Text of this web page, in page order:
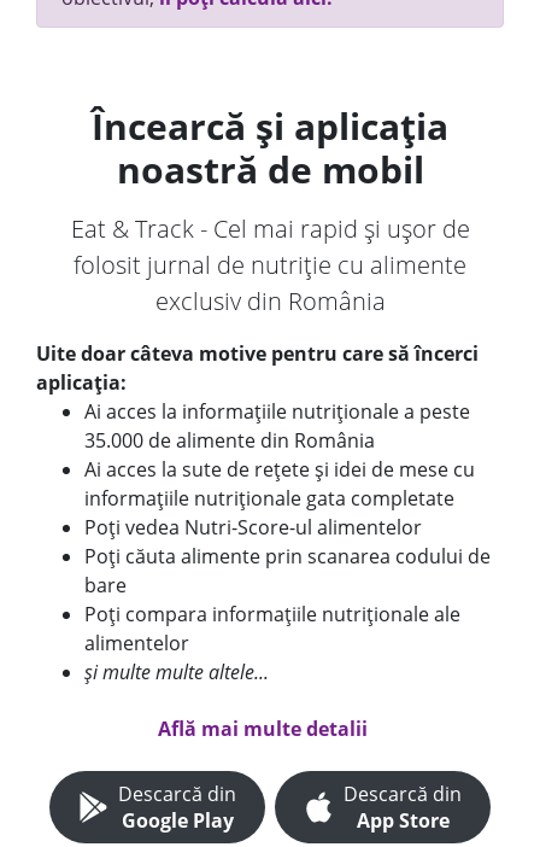
Încearcă și aplicația
noastră de mobil
Eat & Track - Cel mai rapid și ușor de
folosit jurnal de nutriție cu alimente
exclusiv din România
Uite doar câteva motive pentru care să încerci
aplicația:
Ai acces la informațiile nutriționale a peste
35.000 de alimente din România
Ai acces la sute de rețete și idei de mese cu
informațiile nutriționale gata completate
Poți vedea Nutri-Score-ul alimentelor
Poți căuta alimente prin scanarea codului de
bare
Poți compara informațiile nutriționale ale
alimentelor
și multe multe altele...
Află mai multe detalii
Descarcă din
Google Play
Descarcă din
App Store